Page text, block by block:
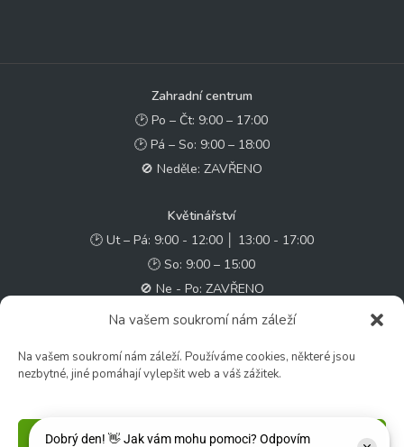
Na vašem soukromí nám záleží
Na vašem soukromí nám záleží. Používáme cookies, některé jsou
nezbytné, jiné pomáhají vylepšit web a váš zážitek.
Příjmout
Zahradní centrum
🕑 Po – Čt: 9:00 – 17:00
🕑 Pá – So: 9:00 – 18:00
🚫 Neděle: ZAVŘENO
Květinářství
🕑 Ut – Pá: 9:00 - 12:00 │ 13:00 - 17:00
🕑 So: 9:00 – 15:00
🚫 Ne - Po: ZAVŘENO
✉️ e-shop@zcstrakovo.cz